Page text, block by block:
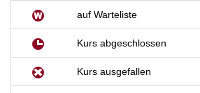
auf Warteliste
Kurs abgeschlossen
Kurs ausgefallen